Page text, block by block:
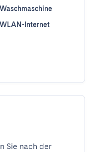
Waschmaschine
WLAN-Internet
Sie nach der